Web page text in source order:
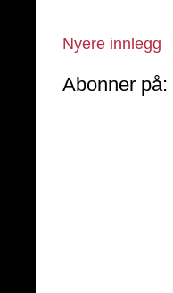
Nyere innlegg
Abonner på: